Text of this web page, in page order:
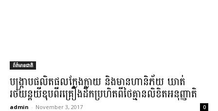
ព័ត៌មានជាតិ
បង្ក្រាប​ផលិតផល​ក្លែងក្លាយ និង​មាន​ហានិភ័យ ឃាត់​
រថយន្ត​យី​ឌុប​ពីរ​គ្រឿង​ដឹក​ប្រហិត​ពី​ថៃ​គ្មាន​លិខិត​អនុញ្ញាតិ​
admin - November 3, 2017 0